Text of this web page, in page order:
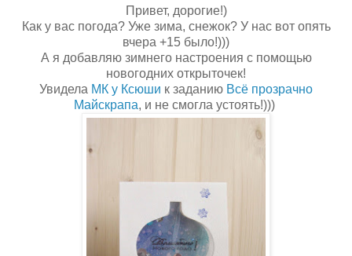
Привет, дорогие!)
Как у вас погода? Уже зима, снежок? У нас вот опять
вчера +15 было!)))
А я добавляю зимнего настроения с помощью
новогодних открыточек!
Увидела МК у Ксюши к заданию Всё прозрачно
Майскрапа, и не смогла устоять!)))